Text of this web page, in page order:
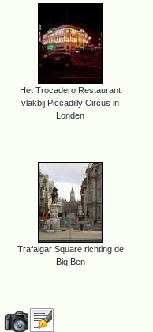
Het Trocadero Restaurant
vlakbij Piccadilly Circus in
Londen
Trafalgar Square richting de
Big Ben